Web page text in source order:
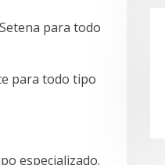
para todo
para todo tipo
especializado.